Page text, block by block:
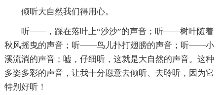
倾听大自然我们得用心。
听——，踩在落叶上“沙沙”的声音；听——树叶随着
秋风摇曳的声音；听——鸟儿扑打翅膀的声音；听——小
溪流淌的声音；嘘，仔细听，这就是大自然的声音。这种
多姿多彩的声音，让我十分愿意去倾听、去聆听，因为它
特别好听！